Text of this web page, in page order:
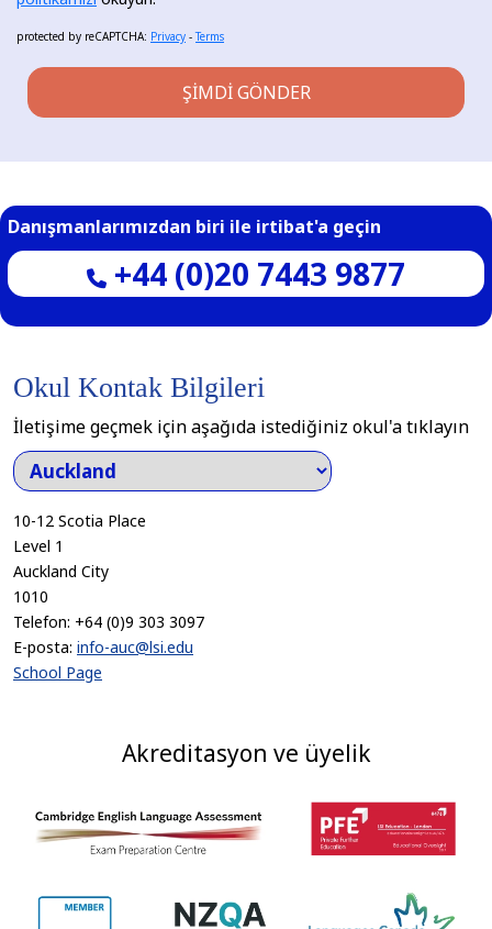
protected by reCAPTCHA: Privacy -Terms
ŞIMDI GÖNDER
Danışmanlarımızdan biri ile irtibat'a geçin
+44 (0)20 7443 9877
Okul Kontak Bilgileri
İletişime geçmek için aşağıda istediğiniz okul'a tıklayın
10-12 Scotia Place
Level 1
Auckland City
1010
Telefon: +64 (0)9 303 3097
E-posta: info-auc@lsi.edu
School Page
Akreditasyon ve üyelik